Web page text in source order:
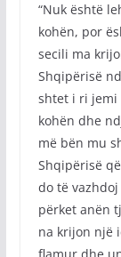
“Nuk është
kohën, por
secili ma
Shqipërisë
shtet i ri jemi
kohën dhe
më bën mu
Shqipërisë
do të
përket anën
na krijon një